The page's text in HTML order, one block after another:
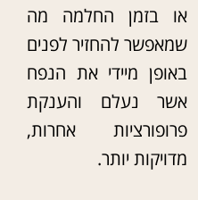
או בזמן החלמה מה
שמאפשר להחזיר לפנים
באופן מיידי את הנפח
אשר נעלם והענקת
פרופורציות אחרות,
מדויקות יותר.